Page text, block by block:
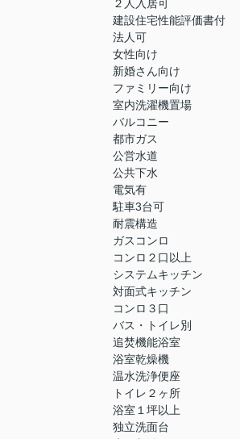
２人入居可
建設住宅性能評価書付
法人可
女性向け
新婚さん向け
ファミリー向け
室内洗濯機置場
バルコニー
都市ガス
公営水道
公共下水
電気有
駐車3台可
耐震構造
ガスコンロ
コンロ２口以上
システムキッチン
対面式キッチン
コンロ３口
バス・トイレ別
追焚機能浴室
浴室乾燥機
温水洗浄便座
トイレ２ヶ所
浴室１坪以上
独立洗面台